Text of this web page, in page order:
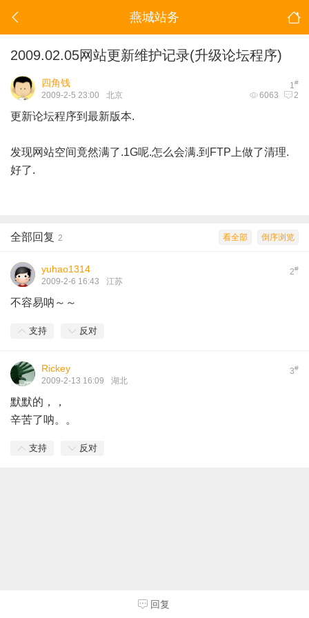
燕城站务
2009.02.05网站更新维护记录(升级论坛程序)
1#
四角钱
6063 2
2009-2-5 23:00 北京
更新论坛程序到最新版本.
发现网站空间竟然满了.1G呢.怎么会满.到FTP上做了清理.
好了.
倒序浏览
看全部
全部回复 2
2#
yuhao1314
2009-2-6 16:43 江苏
不容易呐～～
支持 反对
3#
Rickey
2009-2-13 16:09 湖北
默默的，，
辛苦了呐。。
支持 反对
回复